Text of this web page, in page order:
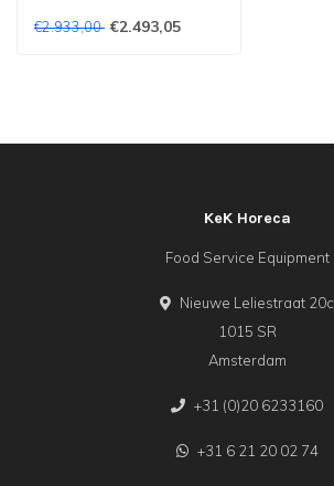
€2.933,00 €2.493,05
KeK Horeca
Food Service Equipment
Nieuwe Leliestraat 20c
1015 SR
Amsterdam
+31 (0)20 6233160
+31 6 21 20 02 74